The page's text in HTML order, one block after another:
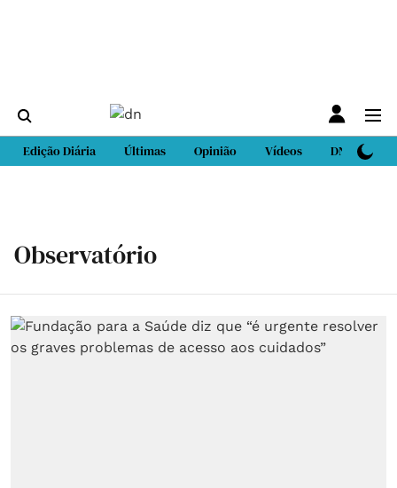
Edição Diária Últimas Opinião Vídeos DN Sport
Observatório